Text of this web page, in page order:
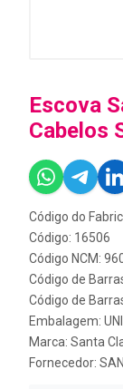
Escova
Cabelos
Código do
Código: 16506
Código NCM:
Código de
Código de
Embalagem:
Marca: Santa
Fornecedor: